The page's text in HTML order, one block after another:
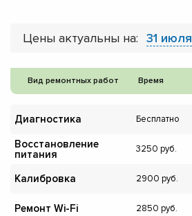
Цены актуальны на: 31 июля
Вид ремонтных работ Время
Диагностика Бесплатно
Восстановление
питания
3250
Калибровка 2900
Ремонт Wi-Fi 2850